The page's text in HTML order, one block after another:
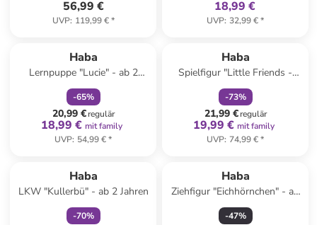
56,99 €
UVP: 119,99 €*
18,99 €
UVP: 32,99 €*
Haba
Lernpuppe "Lucie" - ab 2
Jahren
-65%
20,99 €regulär
18,99 € mit family
UVP: 54,99 €*
Haba
Spielfigur "Little Friends -
Garten & Wald" - ab 3 Jahren
-73%
21,99 €regulär
19,99 € mit family
UVP: 74,99 €*
Haba
LKW "Kullerbü" - ab 2 Jahren
-70%
Haba
Ziehfigur "Eichhörnchen" - ab
12 Monaten
-47%